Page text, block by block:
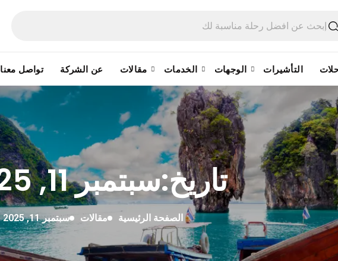
التأشيرات الوجهات الخدمات مقالات عن الشركة تواصل معنا
تاريخ:سبتمبر 11, 2025
الصفحة الرئيسية مقالات سبتمبر 11, 2025